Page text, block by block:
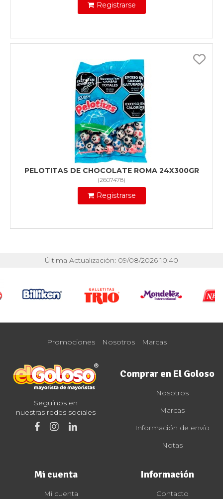
Registrarse
PELOTITAS DE CHOCOLATE ROMA 24X300GR
(2607478)
Registrarse
Última Actualización: 09/08/2026 10:40
Promociones Nosotros Marcas
Seguinos en
nuestras redes sociales
Comprar en El Goloso
Nosotros
Marcas
Información de envío
Notas
Mi cuenta
Mi cuenta
Información
Contacto